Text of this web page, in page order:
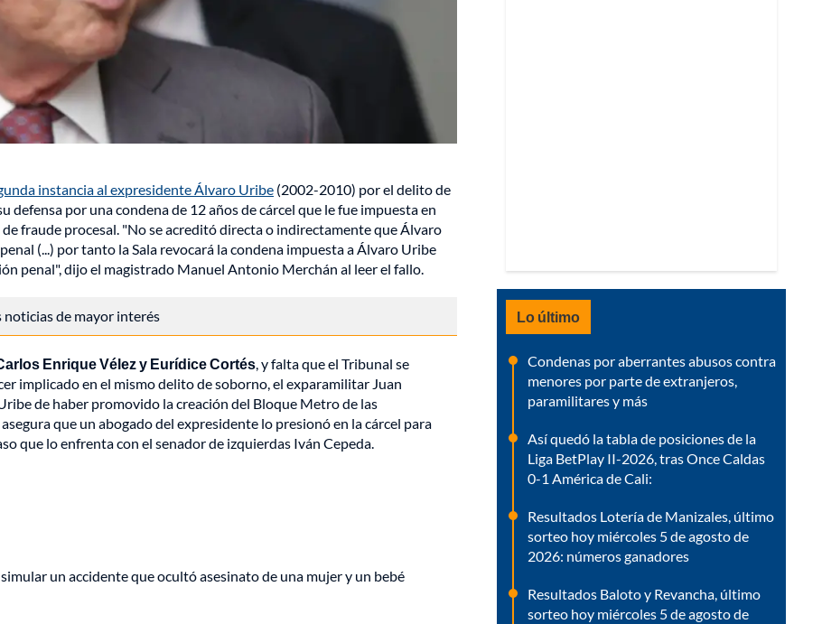
instancia al expresidente Álvaro Uribe (2002-2010) por el delito de
por una condena de 12 años de cárcel que le fue impuesta en
fraude procesal. "No se acreditó directa o indirectamente que Álvaro
(...) por tanto la Sala revocará la condena impuesta a Álvaro Uribe
penal", dijo el magistrado Manuel Antonio Merchán al leer el fallo.
noticias de mayor interés
Enrique Vélez y Eurídice Cortés, y falta que el Tribunal se
implicado en el mismo delito de soborno, el exparamilitar Juan
de haber promovido la creación del Bloque Metro de las
que un abogado del expresidente lo presionó en la cárcel para
que lo enfrenta con el senador de izquierdas Iván Cepeda.
un accidente que ocultó asesinato de una mujer y un bebé
Lo último
Condenas por aberrantes abusos contra
menores por parte de extranjeros,
paramilitares y más
Así quedó la tabla de posiciones de la
Liga BetPlay II-2026, tras Once Caldas
0-1 América de Cali:
Resultados Lotería de Manizales, último
sorteo hoy miércoles 5 de agosto de
2026: números ganadores
Resultados Baloto y Revancha, último
sorteo hoy miércoles 5 de agosto de